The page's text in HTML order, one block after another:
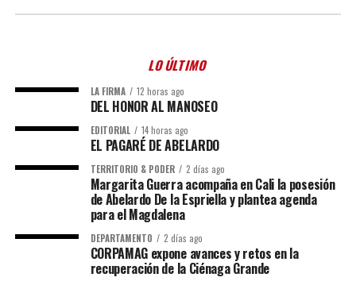
LO ÚLTIMO
LA FIRMA 12 horas ago
DEL HONOR AL MANOSEO
EDITORIAL 14 horas ago
EL PAGARÉ DE ABELARDO
TERRITORIO & PODER 2 días ago
Margarita Guerra acompaña en Cali la posesión
de Abelardo De la Espriella y plantea agenda
para el Magdalena
DEPARTAMENTO 2 días ago
CORPAMAG expone avances y retos en la
recuperación de la Ciénaga Grande